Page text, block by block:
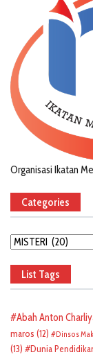
Organisasi Ikatan
Categories
Categories
List Tags
Abah Anton
maros (12) Dinsos
(13)
Dunia